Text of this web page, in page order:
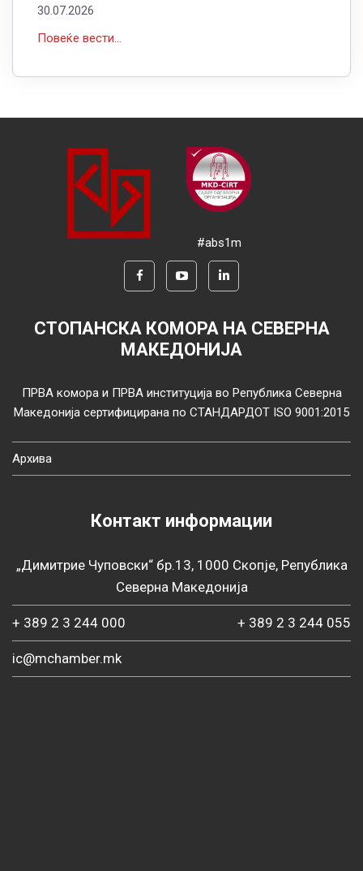
30.07.2026
Повеќе вести...
#abs1m
СТОПАНСКА КОМОРА НА СЕВЕРНА
МАКЕДОНИЈА
ПРВА комора и ПРВА институција во Република Северна
Македонија сертифицирана по СТАНДАРДОТ ISO 9001:2015
Архива
Контакт информации
„Димитрие Чуповски“ бр.13, 1000 Скопје, Република
Северна Македонија
+ 389 2 3 244 000 + 389 2 3 244 055
ic@mchamber.mk